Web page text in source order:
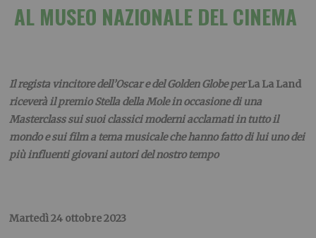
AL MUSEO NAZIONALE DEL CINEMA
Il regista vincitore dell’Oscar e del Golden Globe perLa La Land
riceveràil premio Stella della Mole in occasione di una
Masterclass sui suoi classici moderniacclamati in tutto il
mondo e sui film a tema musicale che hanno fatto di lui uno dei
più influenti giovani autori del nostro tempo
Martedì 24 ottobre 2023